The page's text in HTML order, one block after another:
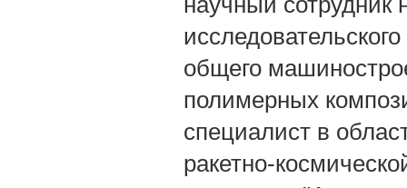
общего
полимерных
специалист в
ракетно-